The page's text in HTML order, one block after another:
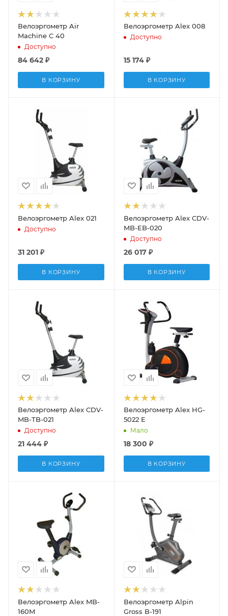
Велоэргометр Air
Machine C 40
Доступно
84 642 ₽
В КОРЗИНУ
Велоэргометр Alex 008
Доступно
15 174₽
В КОРЗИНУ
Велоэргометр Alex 021
Доступно
31 201 ₽
В КОРЗИНУ
Велоэргометр Alex CDV-
MB-EB-020
Доступно
26 017₽
В КОРЗИНУ
Велоэргометр Alex CDV-
MB-TB-021
Доступно
21 444 ₽
В КОРЗИНУ
Велоэргометр Alex HG-
5022 E
Мало
18 300 ₽
В КОРЗИНУ
Велоэргометр Alex MB-
160M
Велоэргометр Alpin
Gross B-191